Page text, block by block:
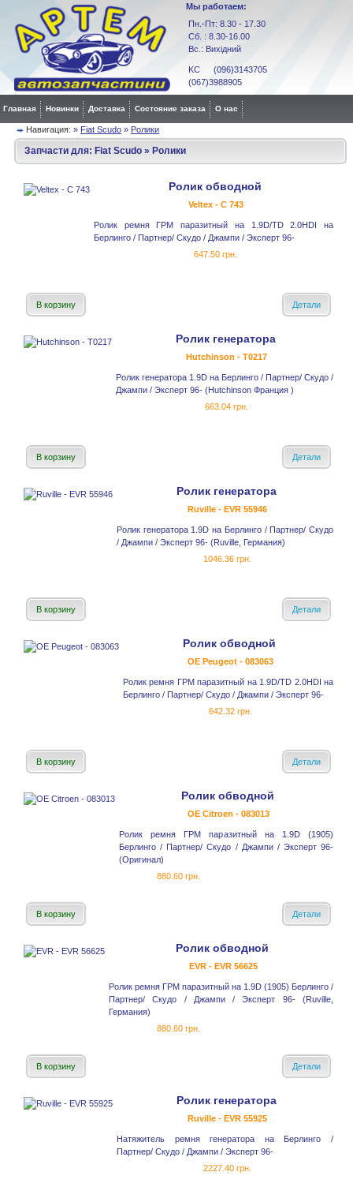
Мы работаем:
Пн.-Пт: 8.30 - 17.30
Сб. : 8.30-16.00
Вс.: Вихідний
KC (096)3143705
(067)3988905
Главная Новинки Доставка Состояние заказа О нас
Навигация: » Fiat Scudo » Ролики
Запчасти для: Fiat Scudo » Ролики
Ролик обводной
Veltex - C 743
Ролик ремня ГРМ паразитный на 1.9D/TD 2.0HDI на
Берлинго / Партнер/ Скудо / Джампи / Эксперт 96-
647.50 грн.
В корзину Детали
Ролик генератора
Hutchinson - T0217
Ролик генератора 1.9D на Берлинго / Партнер/ Скудо /
Джампи / Эксперт 96- (Hutchinson Франция )
663.04 грн.
В корзину Детали
Ролик генератора
Ruville - EVR 55946
Ролик генератора 1.9D на Берлинго / Партнер/ Скудо
/ Джампи / Эксперт 96- (Ruville, Германия)
1046.36 грн.
В корзину Детали
Ролик обводной
OE Peugeot - 083063
Ролик ремня ГРМ паразитный на 1.9D/TD 2.0HDI на
Берлинго / Партнер/ Скудо / Джампи / Эксперт 96-
642.32 грн.
В корзину Детали
Ролик обводной
OE Citroen - 083013
Ролик ремня ГРМ паразитный на 1.9D (1905)
Берлинго / Партнер/ Скудо / Джампи / Эксперт 96-
(Оригинал)
880.60 грн.
В корзину Детали
Ролик обводной
EVR - EVR 56625
Ролик ремня ГРМ паразитный на 1.9D (1905) Берлинго /
Партнер/ Скудо / Джампи / Эксперт 96- (Ruville,
Германия)
880.60 грн.
В корзину Детали
Ролик генератора
Ruville - EVR 55925
Натяжитель ремня генератора на Берлинго /
Партнер/ Скудо / Джампи / Эксперт 96-
2227.40 грн.